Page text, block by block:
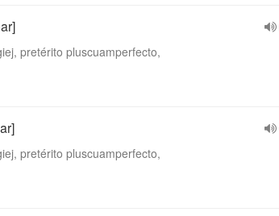
pretérito pluscuamperfecto,
pretérito pluscuamperfecto,